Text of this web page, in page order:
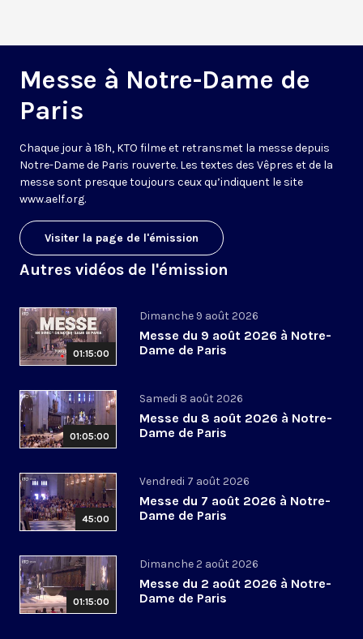
Messe à Notre-Dame de
Paris
Chaque jour à 18h, KTO filme et retransmet la messe depuis
Notre-Dame de Paris rouverte. Les textes des Vêpres et de la
messe sont presque toujours ceux qu’indiquent le site
www.aelf.org.
Visiter la page de l'émission
Autres vidéos de l'émission
01:15:00
Dimanche 9 août 2026
Messe du 9 août 2026 à Notre-
Dame de Paris
01:05:00
Samedi 8 août 2026
Messe du 8 août 2026 à Notre-
Dame de Paris
45:00
Vendredi 7 août 2026
Messe du 7 août 2026 à Notre-
Dame de Paris
01:15:00
Dimanche 2 août 2026
Messe du 2 août 2026 à Notre-
Dame de Paris